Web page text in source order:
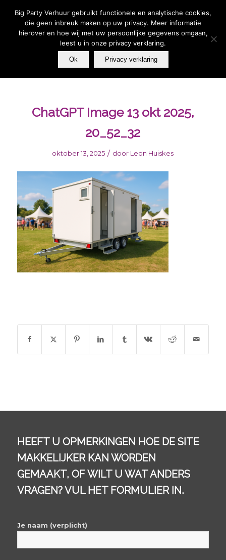
17:00 - U kunt altijd een whatsapp bericht sturen | Wilt u
vandaag, iets huren voor vandaag? Stuur een Whatsapp
bericht 06 – 39 33 27 79.
ChatGPT Image 13 okt 2025,
20_52_32
oktober 13, 2025 / door Leon Huiskes
HEEFT U OPMERKINGEN HOE DE SITE
MAKKELIJKER KAN WORDEN
GEMAAKT, OF WILT U WAT ANDERS
VRAGEN? VUL HET FORMULIER IN.
Je naam (verplicht)
Big Party Verhuur gebruikt functionele en analytische cookies,
die geen inbreuk maken op uw privacy. Meer informatie
hierover en hoe wij met uw persoonlijke gegevens omgaan,
leest u in onze privacy verklaring.
Ok Privacy verklaring